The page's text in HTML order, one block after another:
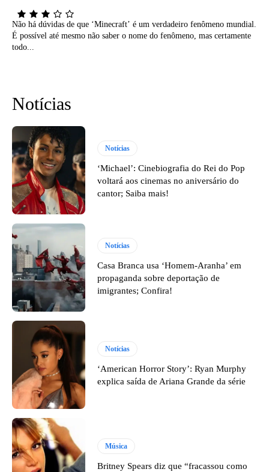
Não há dúvidas de que ‘Minecraft’ é um verdadeiro fenômeno mundial.
É possível até mesmo não saber o nome do fenômeno, mas certamente
todo...
Notícias
Notícias
‘Michael’: Cinebiografia do Rei do Pop
voltará aos cinemas no aniversário do
cantor; Saiba mais!
Notícias
Casa Branca usa ‘Homem-Aranha’ em
propaganda sobre deportação de
imigrantes; Confira!
Notícias
‘American Horror Story’: Ryan Murphy
explica saída de Ariana Grande da série
Música
Britney Spears diz que “fracassou como